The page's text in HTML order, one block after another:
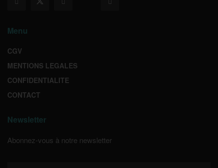
Menu
CGV
MENTIONS LEGALES
CONFIDENTIALITE
CONTACT
Newsletter
Abonnez-vous à notre newsletter